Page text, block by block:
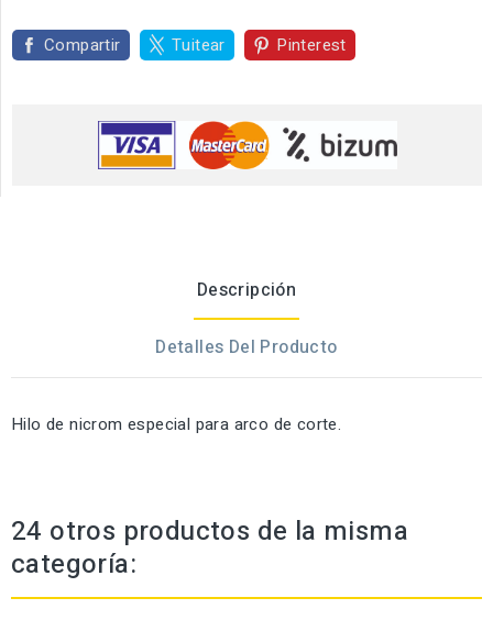
Compartir Tuitear Pinterest
Descripción
Detalles Del Producto
Hilo de nicrom especial para arco de corte.
24 otros productos de la misma
categoría: